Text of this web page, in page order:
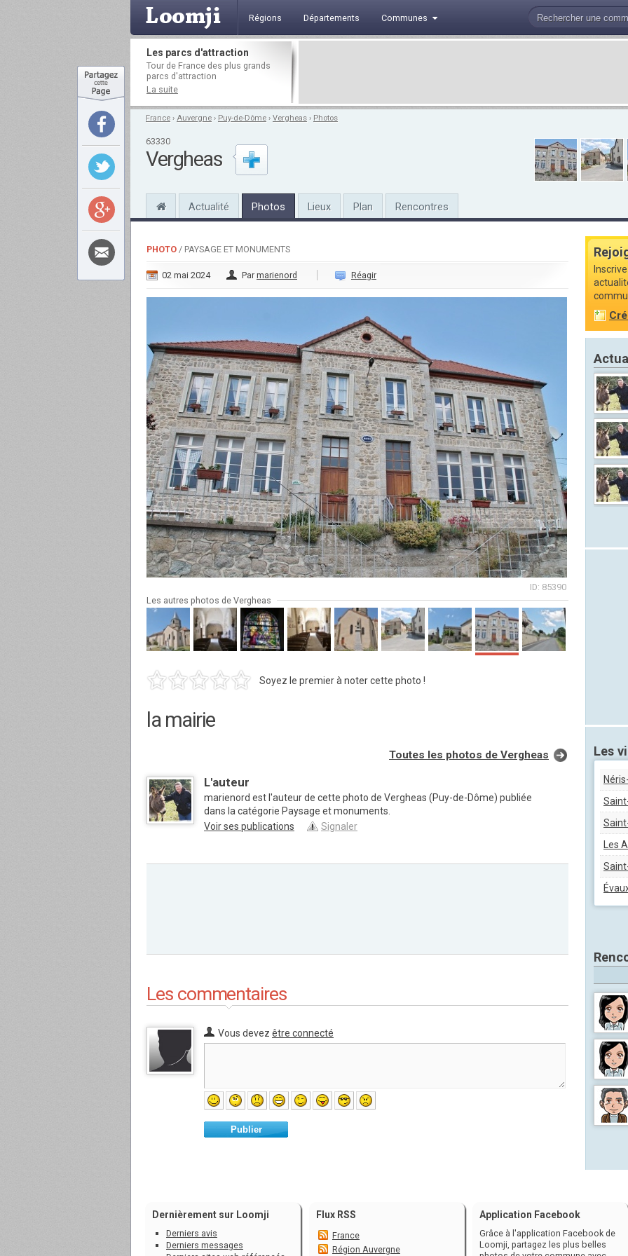
Régions Départements Communes
Les parcs d'attraction
Tour de France des plus grands
parcs d'attraction
La suite
France › Auvergne › Puy-de-Dôme › Vergheas › Photos
63330
Vergheas
Actualité Photos Lieux Plan Rencontres
PHOTO / PAYSAGE ET MONUMENTS
02 mai 2024 Par marienord Réagir
ID: 85390
Les autres photos de Vergheas
Soyez le premier à noter cette photo !
la mairie
Toutes les photos de Vergheas
L'auteur
marienord est l'auteur de cette photo de Vergheas (Puy-de-Dôme) publiée
dans la catégorie Paysage et monuments.
Voir ses publications
Signaler
Les commentaires
Vous devez être connecté
Publier
Les
Les
Dernièrement sur Loomji
Derniers avis
Derniers messages
Flux RSS
France
Région Auvergne
Application Facebook
Grâce à l'application Facebook de
Loomji, partagez les plus belles